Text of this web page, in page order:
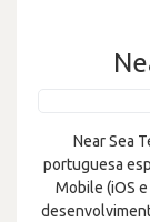
Near Sea
portuguesa
Mobile (iOS